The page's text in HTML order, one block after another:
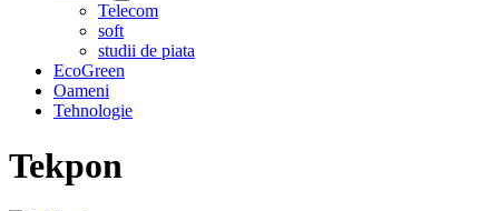
Telecom
soft
studii de piata
EcoGreen
Oameni
Tehnologie
Tekpon